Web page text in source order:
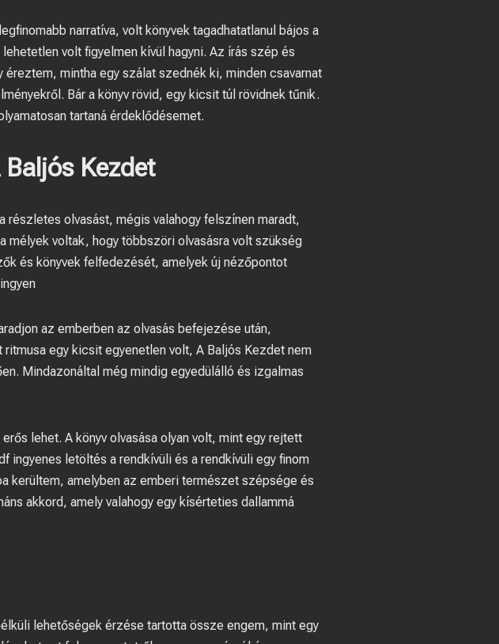
narratíva, volt könyvek tagadhatatlanul bájos a
volt figyelmen kívül hagyni. Az írás szép és
mintha egy szálat szednék ki, minden csavarnat
Bár a könyv rövid, egy kicsit túl rövidnek tűnik.
tartaná érdeklődésemet.
Kezdet
olvasást, mégis valahogy felszínen maradt,
mélyek voltak, hogy többszöri olvasásra volt szükség
és könyvek felfedezését, amelyek új nézőpontot
az emberben az olvasás befejezése után,
egy kicsit egyenetlen volt, A Baljós Kezdet nem
Mindazonáltal még mindig egyedülálló és izgalmas
lehet. A könyv olvasása olyan volt, mint egy rejtett
letöltés a rendkívüli és a rendkívüli egy finom
kerültem, amelyben az emberi természet szépsége és
akkord, amely valahogy egy kísérteties dallammá
lehetőségek érzése tartotta össze engem, mint egy